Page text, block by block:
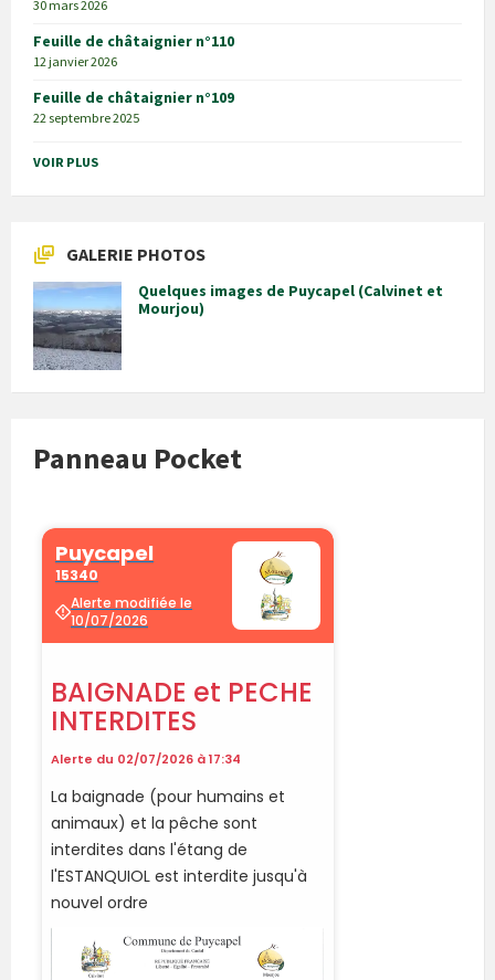
30 mars 2026
Feuille de châtaignier n°110
12 janvier 2026
Feuille de châtaignier n°109
22 septembre 2025
VOIR PLUS
GALERIE PHOTOS
Quelques images de Puycapel (Calvinet et
Mourjou)
Panneau Pocket